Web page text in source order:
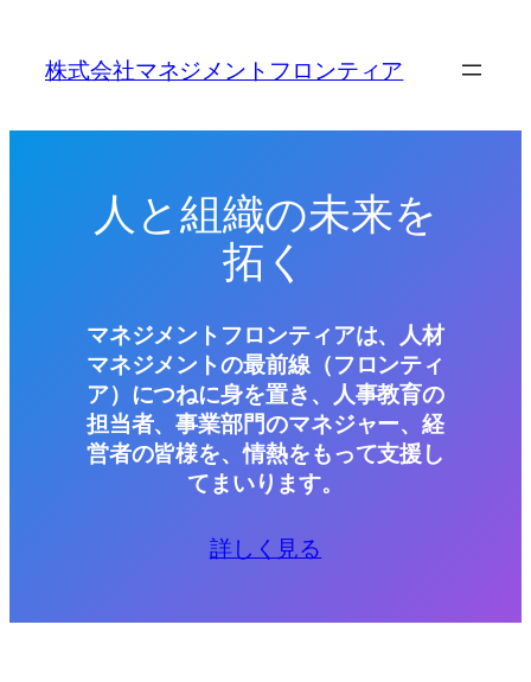
キ
株式会社マネジメントフロンティア
人と組織の未来を
拓く
マネジメントフロンティアは、人材
マネジメントの最前線（フロンティ
ア）につねに身を置き、人事教育の
担当者、事業部門のマネジャー、経
営者の皆様を、情熱をもって支援し
てまいります。
詳しく見る